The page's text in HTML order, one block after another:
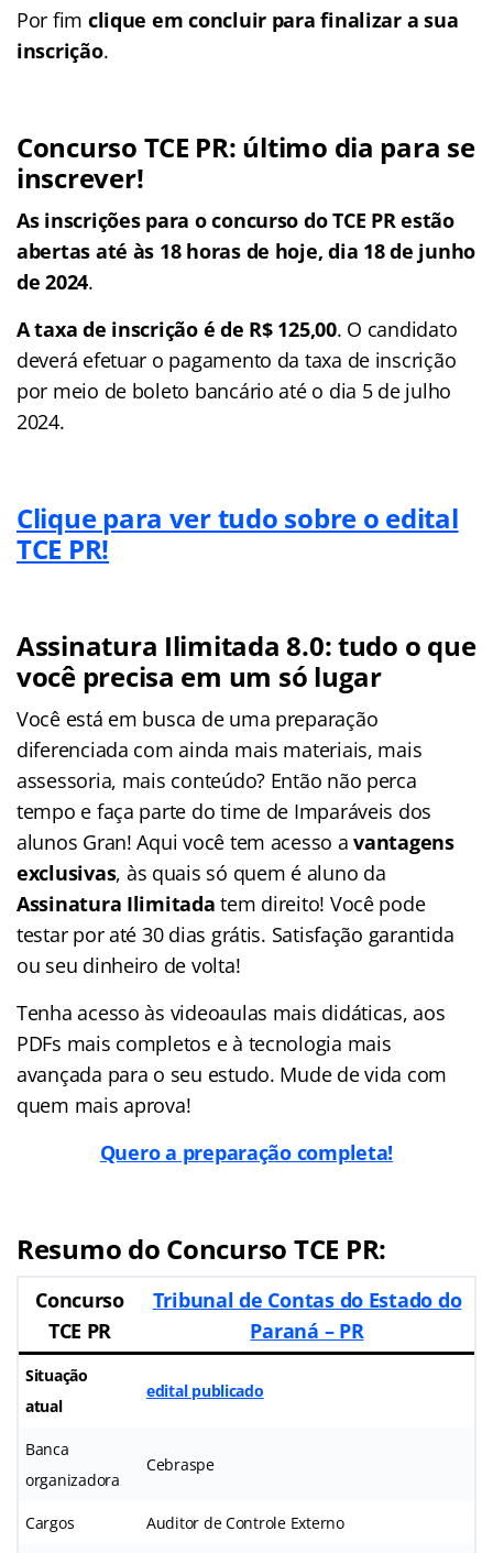
Por fim clique em concluir para finalizar a sua
inscrição.
Concurso TCE PR: último dia para se
inscrever!
As inscrições para o concurso do TCE PR estão
abertas até às 18 horas de hoje, dia 18 de junho
de 2024.
A taxa de inscrição é de R$ 125,00. O candidato
deverá efetuar o pagamento da taxa de inscrição
por meio de boleto bancário até o dia 5 de julho
2024.
Clique para ver tudo sobre o edital
TCE PR!
Assinatura Ilimitada 8.0: tudo o que
você precisa em um só lugar
Você está em busca de uma preparação
diferenciada com ainda mais materiais, mais
assessoria, mais conteúdo? Então não perca
tempo e faça parte do time de Imparáveis dos
alunos Gran! Aqui você tem acesso avantagens
exclusivas, às quais só quem é aluno da
Assinatura Ilimitada tem direito! Você pode
testar por até 30 dias grátis. Satisfação garantida
ou seu dinheiro de volta!
Tenha acesso às videoaulas mais didáticas, aos
PDFs mais completos e à tecnologia mais
avançada para o seu estudo. Mude de vida com
quem mais aprova!
Quero a preparação completa!
Resumo do Concurso TCE PR:
Concurso
TCE PR
Tribunal de Contas do Estado do
Paraná – PR
Situação
atual
edital publicado
Banca
organizadora
Cebraspe
Cargos Auditor de Controle Externo